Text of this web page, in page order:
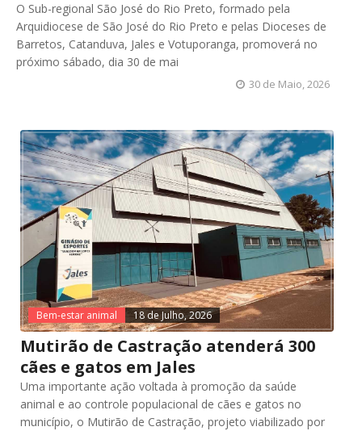
O Sub-regional São José do Rio Preto, formado pela
Arquidiocese de São José do Rio Preto e pelas Dioceses de
Barretos, Catanduva, Jales e Votuporanga, promoverá no
próximo sábado, dia 30 de mai
30 de Maio, 2026
Bem-estar animal 18 de Julho, 2026
Mutirão de Castração atenderá 300
cães e gatos em Jales
Uma importante ação voltada à promoção da saúde
animal e ao controle populacional de cães e gatos no
município, o Mutirão de Castração, projeto viabilizado por